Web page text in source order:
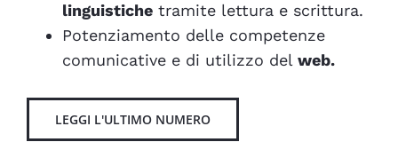
linguistichetramite lettura e scrittura.
Potenziamento delle competenze
comunicativee di utilizzo del web.
LEGGI L'ULTIMO NUMERO